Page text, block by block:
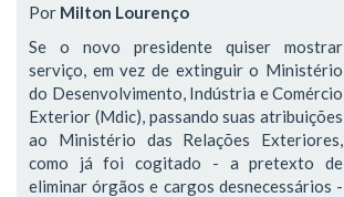
Por Milton Lourenço
Se o novo presidente quiser mostrar
serviço, em vez de extinguir o Ministério
do Desenvolvimento, Indústria e Comércio
Exterior (Mdic), passando suas atribuições
ao Ministério das Relações Exteriores,
como já foi cogitado - a pretexto de
eliminar órgãos e cargos desnecessários -